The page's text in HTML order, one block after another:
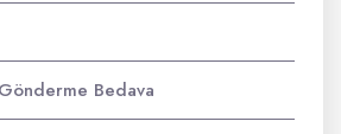
Bedava